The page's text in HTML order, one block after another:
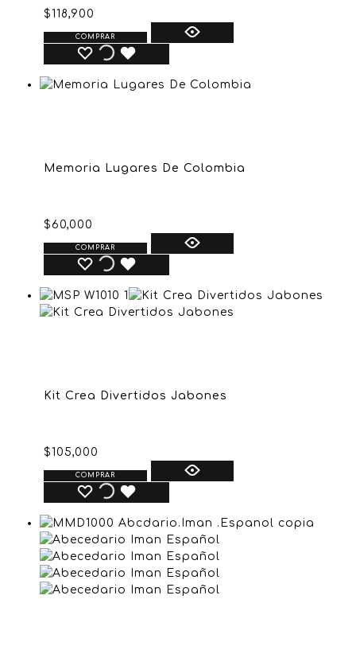
$118,900
COMPRAR
Memoria Lugares De Colombia
$ 60,000
COMPRAR
Kit Crea Divertidos Jabones
$105,000
COMPRAR